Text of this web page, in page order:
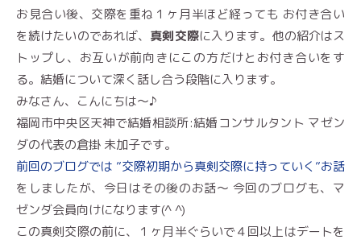
お見合い後、交際を重ね１ヶ月半ほど経っても お付き合い
を続けたいのであれば、 真剣交際に入ります。他の紹介はス
トップし、お互いが前向きにこの方だけとお付き合いをす
る。結婚について深く話し合う段階に入ります。
みなさん、こんにちは〜♪
福岡市中央区天神で結婚相談所:結婚コンサルタント マゼン
ダの代表の倉掛 未加子です。
前回のブログでは ”交際初期から真剣交際に持っていく”お話
をしましたが、今日はその後のお話〜 今回のブログも、マ
ゼンダ会員向けになります(^ ^)
この真剣交際の前に、１ヶ月半ぐらいで４回以上はデートを